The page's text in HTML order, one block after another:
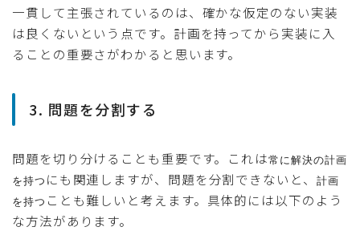
一貫して主張されているのは、確かな仮定のない実装
は良くないという点です。計画を持ってから実装に入
ることの重要さがわかると思います。
3. 問題を分割する
問題を切り分けることも重要です。これは常に解決の計画
を持つ にも関連しますが、問題を分割できないと、
計画
を持つ ことも難しいと考えます。具体的には以下のよう
な方法があります。